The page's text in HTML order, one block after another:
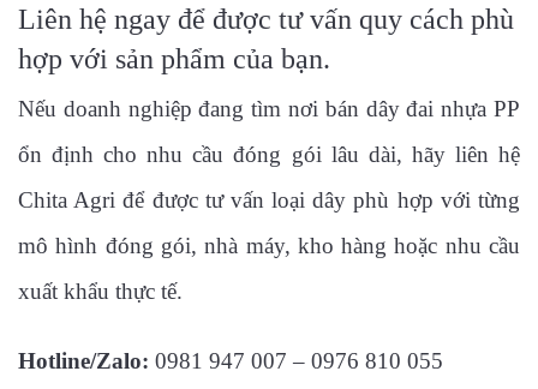
Liên hệ ngay để được tư vấn quy cách phù
hợp với sản phẩm của bạn.
Nếu doanh nghiệp đang tìm nơi bán dây đai nhựa PP
ổn định cho nhu cầu đóng gói lâu dài, hãy liên hệ
Chita Agri để được tư vấn loại dây phù hợp với từng
mô hình đóng gói, nhà máy, kho hàng hoặc nhu cầu
xuất khẩu thực tế.
Hotline/Zalo: 0981 947 007 – 0976 810 055